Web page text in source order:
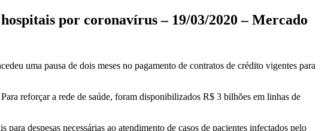
por coronavírus – 19/03/2020 – Mercado
uma pausa de dois meses no pagamento de contratos de crédito vigentes para
Para reforçar a rede de saúde, foram disponibilizados R$ 3 bilhões em linhas de
despesas necessárias ao atendimento de casos de pacientes infectados pelo